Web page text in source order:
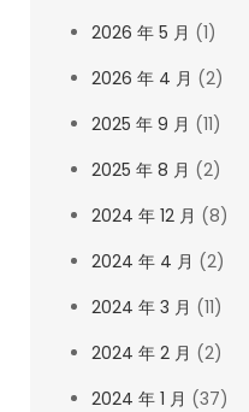
2026 年 5 月 (1)
2026 年 4 月 (2)
2025 年 9 月 (11)
2025 年 8 月 (2)
2024 年 12 月 (8)
2024 年 4 月 (2)
2024 年 3 月 (11)
2024 年 2 月 (2)
2024 年 1 月 (37)